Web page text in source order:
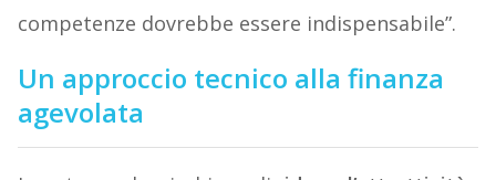
competenze dovrebbe essere indispensabile”.
Un approccio tecnico alla finanza
agevolata